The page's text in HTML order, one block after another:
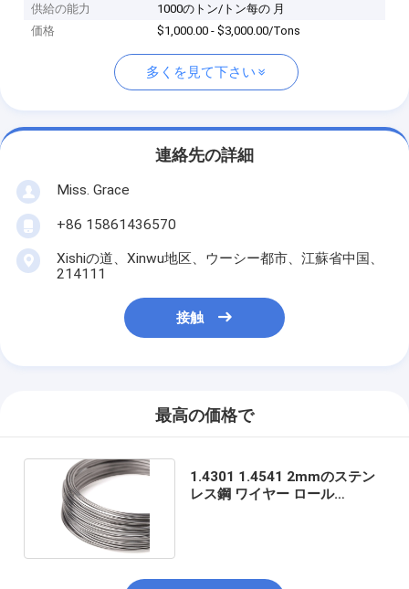
供給の能力
1000のトン/トン每の 月
価格
$1,000.00 - $3,000.00/Tons
多くを見て下さい
連絡先の詳細
Miss. Grace
+86 15861436570
Xishiの道、Xinwu地区、ウーシー都市、江蘇省中国、
214111
接触
最高の価格で
1.4301 1.4541 2mmのステン
レス鋼 ワイヤー ロール